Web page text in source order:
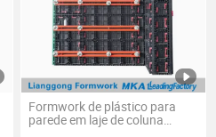
Formwork de plástico para
parede em laje de coluna